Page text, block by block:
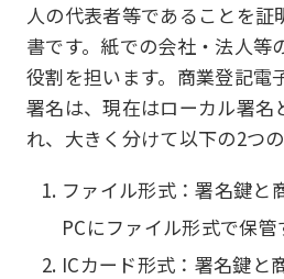
人の代表者等であることを証
書です。紙での会社・法人等
役割を担います。商業登記電
署名は、現在はローカル署名
れ、大きく分けて以下の2つ
ファイル形式：署名鍵と
PCにファイル形式で保管
ICカード形式：署名鍵と